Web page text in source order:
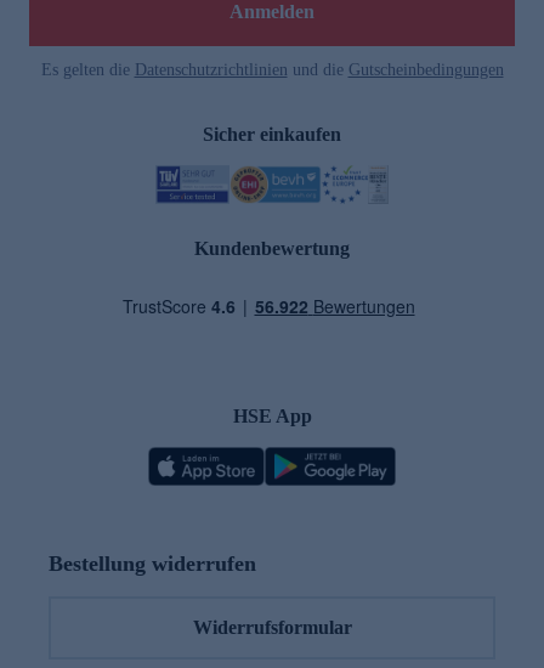
Anmelden
Es gelten die Datenschutzrichtlinien und die Gutscheinbedingungen
Sicher einkaufen
Kundenbewertung
HSE App
Bestellung widerrufen
Widerrufsformular